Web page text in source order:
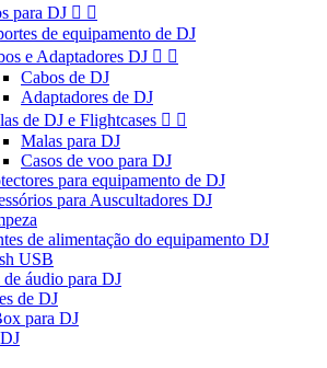
para DJ  
de equipamento de DJ
e Adaptadores DJ  
Cabos de DJ
Adaptadores de DJ
de DJ e Flightcases  
Malas para DJ
Casos de voo para DJ
para equipamento de DJ
para Auscultadores DJ
de alimentação do equipamento DJ
USB
de áudio para DJ
de DJ
para DJ